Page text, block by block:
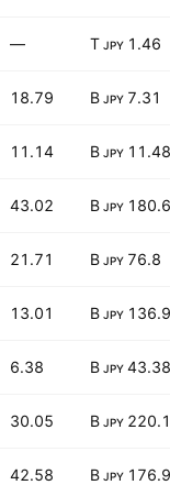
1.46 T
JPY
—
7.31 B
JPY
18.79
11.48 B
JPY
11.14
JPY
43.02
76.8 B
JPY
21.71
JPY
13.01
43.38 B
JPY
6.38
JPY
30.05
JPY
42.58